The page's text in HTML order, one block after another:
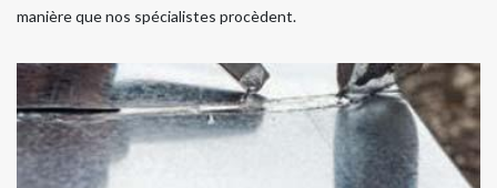
manière que nos spécialistes procèdent.